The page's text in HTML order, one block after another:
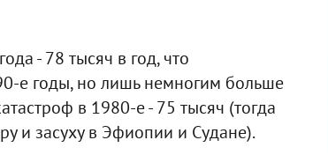
- 78 тысяч в год, что
е годы, но лишь немногим больше
в 1980-е - 75 тысяч (тогда
и засуху в Эфиопии и Судане).